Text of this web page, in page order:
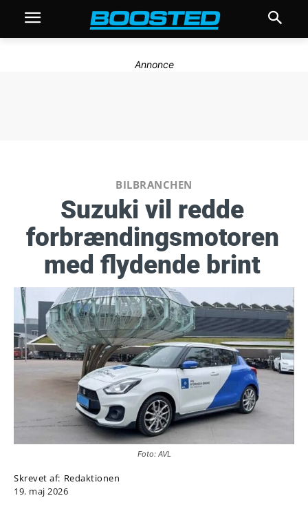
Annonce
BILBRANCHEN
Suzuki vil redde
forbrændingsmotoren
med flydende brint
Foto: AVL
Skrevet af: Redaktionen
19. maj 2026